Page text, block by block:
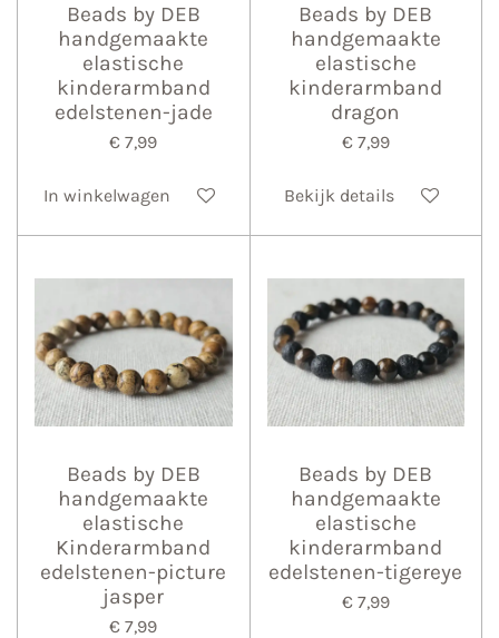
Beads by DEB
handgemaakte
elastische
kinderarmband
edelstenen-jade
€ 7,99
In winkelwagen
Beads by DEB
handgemaakte
elastische
kinderarmband
dragon
€ 7,99
Bekijk details
Beads by DEB
handgemaakte
elastische
Kinderarmband
edelstenen-picture
jasper
€ 7,99
Beads by DEB
handgemaakte
elastische
kinderarmband
edelstenen-tigereye
€ 7,99